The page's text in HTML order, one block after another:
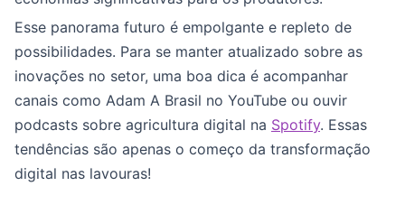
Esse panorama futuro é empolgante e repleto de
possibilidades. Para se manter atualizado sobre as
inovações no setor, uma boa dica é acompanhar
canais como Adam A Brasil no YouTube ou ouvir
podcasts sobre agricultura digital na Spotify. Essas
tendências são apenas o começo da transformação
digital nas lavouras!